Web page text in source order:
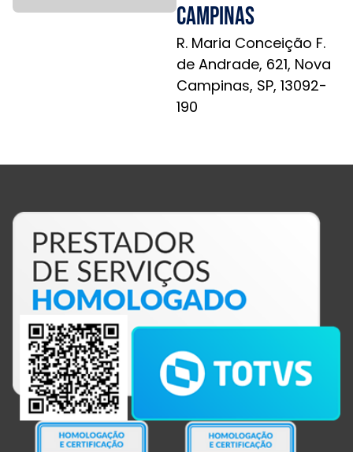
Campinas
R. Maria Conceição F.
de Andrade, 621, Nova
Campinas, SP, 13092-
190